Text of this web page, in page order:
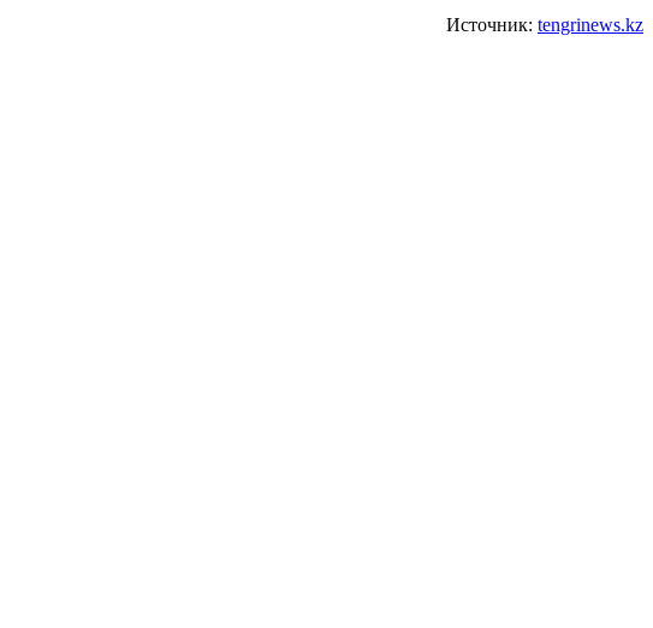
Источник: tengrinews.kz